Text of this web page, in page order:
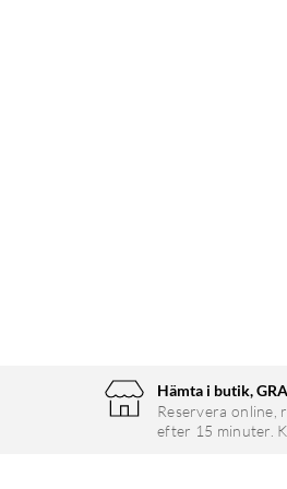
Hämta i butik,
Reservera online,
efter 15 minuter.